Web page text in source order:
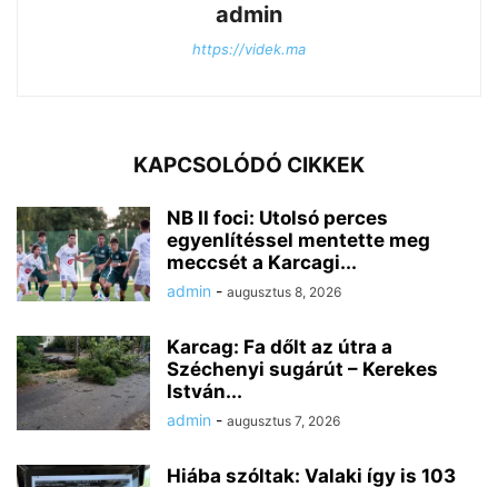
admin
https://videk.ma
KAPCSOLÓDÓ CIKKEK
NB II foci: Utolsó perces
egyenlítéssel mentette meg
meccsét a Karcagi...
admin - augusztus 8, 2026
Karcag: Fa dőlt az útra a
Széchenyi sugárút – Kerekes
István...
admin - augusztus 7, 2026
Hiába szóltak: Valaki így is 103